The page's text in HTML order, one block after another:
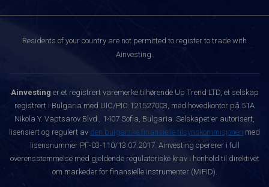
Residents of your country are not permitted to register to trade with
Ainvesting.
Ainvesting er et registrert varemerke tilhørende Up Trend LTD, et selskap
registrert i Bulgaria med UIC/PIC 121527003, med hovedkontor på 51A
Nikola Y. Vaptsarov Blvd., 1407 Sofia, Bulgaria. Selskapet er autorisert,
lisensiert og regulert av den bulgarske finansielle tilsynskommisjonen med
lisensnummer РГ-03-110/13.07.2017. Ainvesting opererer i full
overensstemmelse med gjeldende regulatoriske krav i henhold til direktivet
om markeder for finansielle instrumenter (MiFID).